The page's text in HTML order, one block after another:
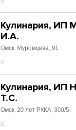
Кулинария, ИП
И.А.
Омск, Муромцева, 91
Кулинария, ИП
Т.С.
Омск, 20 лет РККА, 300/5